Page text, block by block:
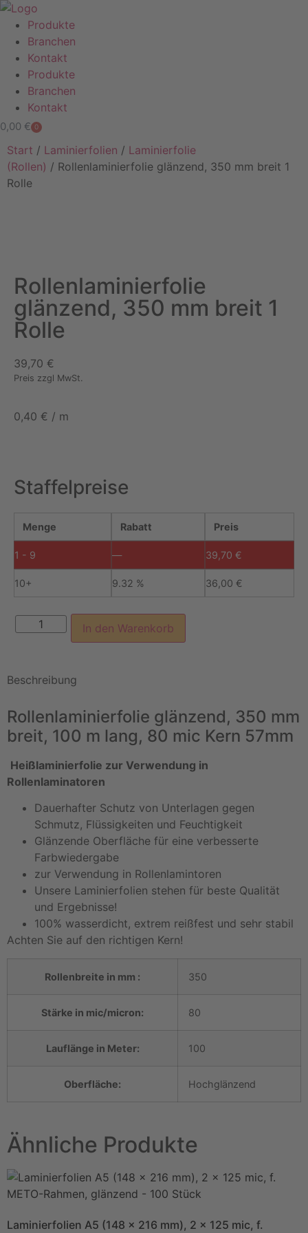
Produkte
Branchen
Kontakt
Produkte
Branchen
Kontakt
0,00 € 0
Start / Laminierfolien / Laminierfolie
(Rollen) / Rollenlaminierfolie glänzend, 350 mm breit 1
Rolle
Rollenlaminierfolie
glänzend, 350 mm breit 1
Rolle
39,70 €
Preis zzgl MwSt.
0,40 € / m
Staffelpreise
Menge Rabatt Preis
1 - 9 — 39,70 €
10+ 9.32 % 36,00 €
In den Warenkorb
Beschreibung
Rollenlaminierfolie glänzend, 350 mm
breit, 100 m lang, 80 mic Kern 57mm
Heißlaminierfolie zur Verwendung in
Rollenlaminatoren
Dauerhafter Schutz von Unterlagen gegen
Schmutz, Flüssigkeiten und Feuchtigkeit
Glänzende Oberfläche für eine verbesserte
Farbwiedergabe
zur Verwendung in Rollenlamintoren
Unsere Laminierfolien stehen für beste Qualität
und Ergebnisse!
100% wasserdicht, extrem reißfest und sehr stabil
Achten Sie auf den richtigen Kern!
Rollenbreite in mm : 350
Stärke in mic/micron: 80
Lauflänge in Meter: 100
Oberfläche: Hochglänzend
Ähnliche Produkte
Laminierfolien A5 (148 x 216 mm), 2 x 125 mic, f.